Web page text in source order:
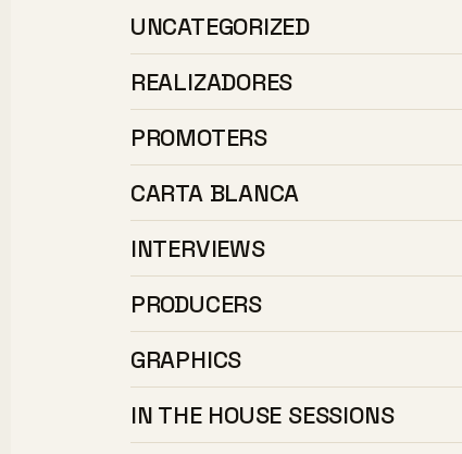
UNCATEGORIZED
REALIZADORES
PROMOTERS
CARTA BLANCA
INTERVIEWS
PRODUCERS
GRAPHICS
IN THE HOUSE SESSIONS